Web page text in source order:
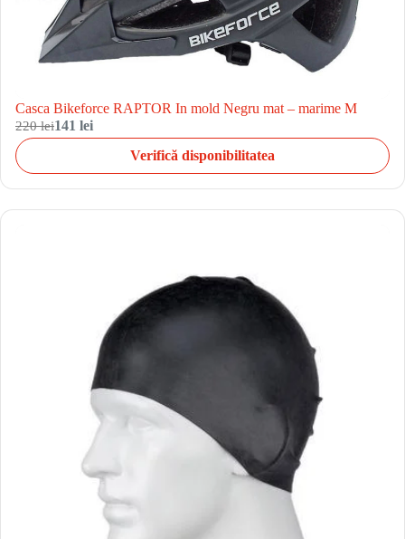
Casca Bikeforce RAPTOR In mold Negru mat – marime M
220 lei141 lei
Verifică disponibilitatea